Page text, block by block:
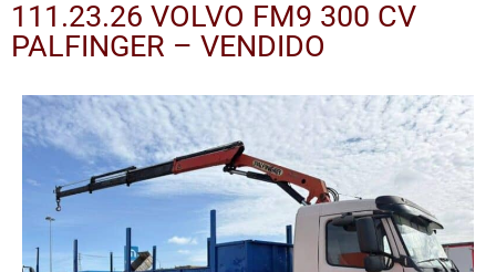
111.23.26 VOLVO FM9 300 CV
PALFINGER – VENDIDO